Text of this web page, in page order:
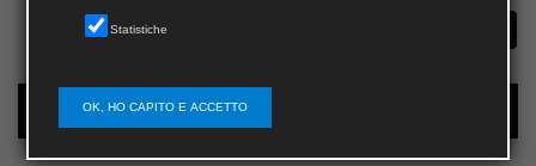
Username recovery
Statistiche
OK, HO CAPITO E ACCETTO